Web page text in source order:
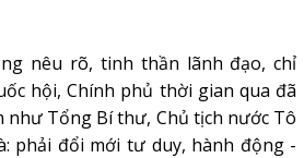
nêu rõ, tinh thần lãnh đạo, chỉ
hội, Chính phủ thời gian qua đã
như Tổng Bí thư, Chủ tịch nước Tô
phải đổi mới tư duy, hành động -